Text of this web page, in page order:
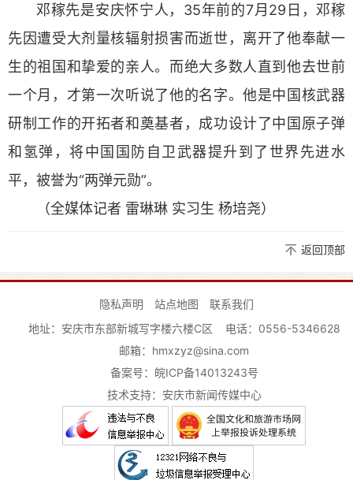
邓稼先是安庆怀宁人，35年前的7月29日，邓稼
先因遭受大剂量核辐射损害而逝世，离开了他奉献一
生的祖国和挚爱的亲人。而绝大多数人直到他去世前
一个月，才第一次听说了他的名字。他是中国核武器
研制工作的开拓者和奠基者，成功设计了中国原子弹
和氢弹，将中国国防自卫武器提升到了世界先进水
平，被誉为“两弹元勋”。
（全媒体记者 雷琳琳 实习生 杨培尧）
返回顶部
隐私声明 站点地图
联系我们
地址：安庆市东部新城写字楼六楼C区
电话：0556-5346628
邮箱：hmxzyz@sina.com
备案号： 皖ICP备14013243号
技术支持：安庆市新闻传媒中心